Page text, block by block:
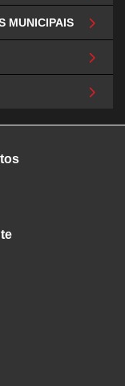
MUNICIPAIS